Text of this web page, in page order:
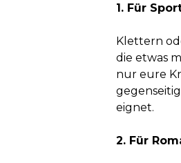
1. Für
Klettern
die etwas
nur eure
eignet.
2. Für